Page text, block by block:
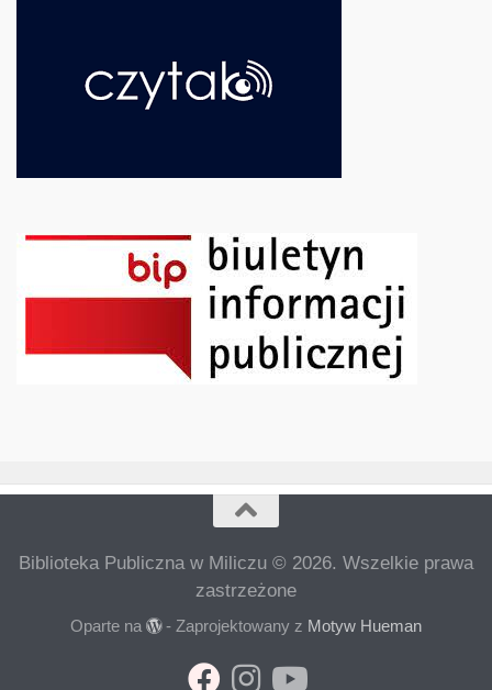
Biblioteka Publiczna w Miliczu © 2026. Wszelkie prawa
zastrzeżone
Oparte na - Zaprojektowany z Motyw Hueman